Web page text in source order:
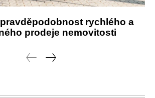
rychlého a
prodeje nemovitosti